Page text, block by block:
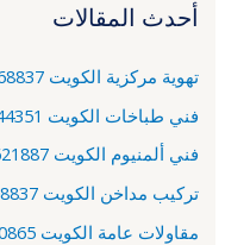
ث
ن
:
أحدث المقالات
تهوية مركزية الكويت 66568837 – الري – شركة تهوية مركزية
فني طباخات الكويت 66244351 – الدوحة – فني تصليح طباخات
فني ألمنيوم الكويت 69621887 – خيطان – فني المنيوم
تركيب مداخن الكويت 66568837 – الفنيطيس – تركيب شفاطات